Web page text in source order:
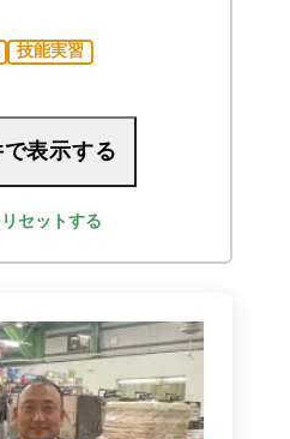
技能実習
表示する
セットする